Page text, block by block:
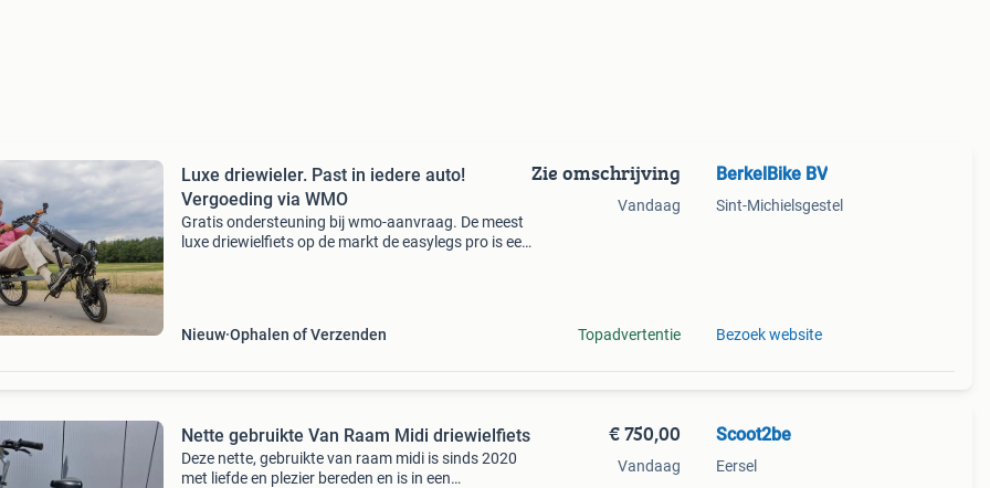
Luxe driewieler. Past in iedere auto!
Vergoeding via WMO
Gratis ondersteuning bij wmo-aanvraag. De meest
luxe driewielfiets op de markt de easylegs pro is een
Nieuw Ophalen of Verzenden
Zie omschrijving
Vandaag
Topadvertentie
BerkelBike BV
Sint-Michielsgestel
Bezoek website
Nette gebruikte Van Raam Midi driewielfiets
Deze nette, gebruikte van raam midi is sinds 2020
met liefde en plezier bereden en is in een
€ 750,00
Vandaag
Scoot2be
Eersel